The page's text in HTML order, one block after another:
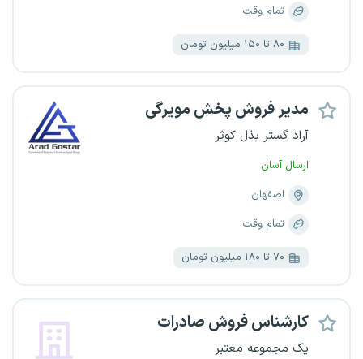
تمام وقت
۸۰ تا ۱۵۰ میلیون تومان
مدیر فروش پخش مویرگی
آراد گستر بذل کوثر
ارسال آسان
اصفهان
تمام وقت
۷۰ تا ۱۸۰ میلیون تومان
کارشناس فروش صادرات
یک مجموعه معتبر